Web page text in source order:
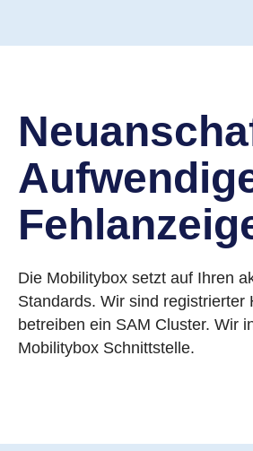
Die Mobilitybox setzt auf Ihren
Standards. Wir sind registrierter
betreiben ein SAM Cluster. Wir
Mobilitybox Schnittstelle.